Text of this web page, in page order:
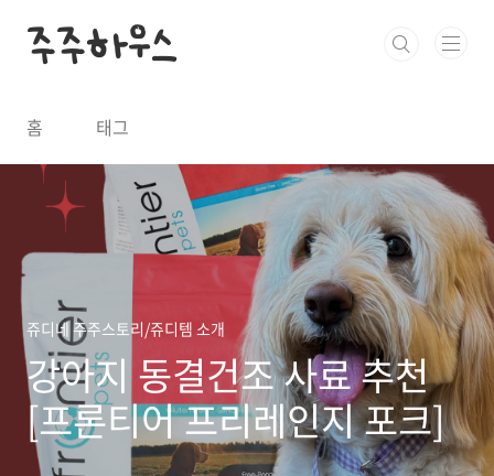
주주하우스
홈 태그
쥬디네 주주스토리/쥬디템 소개
강아지 동결건조 사료 추천
[프론티어 프리레인지 포크]